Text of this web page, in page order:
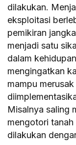
dilakukan.
eksploitasi
pemikiran
menjadi satu
dalam
mengingatkan
mampu
Misalnya saling
mengotori tanah
dilakukan